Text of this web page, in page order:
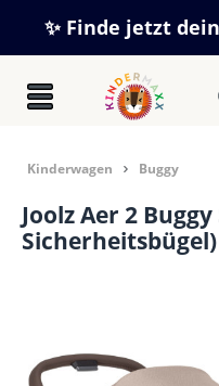
Zum Hauptinhalt
✨ Finde jetzt
Kinderwagen Buggy
Joolz Aer 2
Sicherheitsbügel)